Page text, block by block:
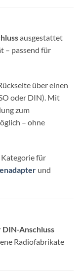
ausgestattet
– passend für
über einen
oder DIN). Mit
zum
– ohne
Kategorie für
und
Anschluss
Radiofabrikate